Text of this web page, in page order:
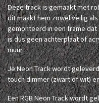
Deze track is gemaakt met
dit maakt hem zowel veilig
gemonteerd in een frame
is dus geen achterplaat of
muur.
Je Neon Track wordt
touch dimmer (zwart of wit)
Een RGB Neon Track wordt